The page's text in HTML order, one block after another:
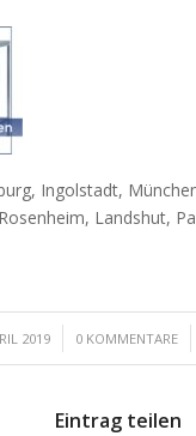
Ingolstadt,
Landshut,
2019 0 KOMMENTARE
/
Eintrag teilen